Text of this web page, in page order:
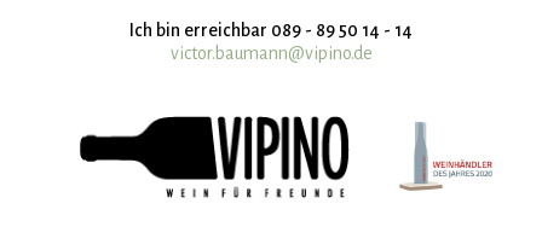
springenIch bin erreichbar 089 - 89 50 14 - 14
victor.baumann@vipino.de